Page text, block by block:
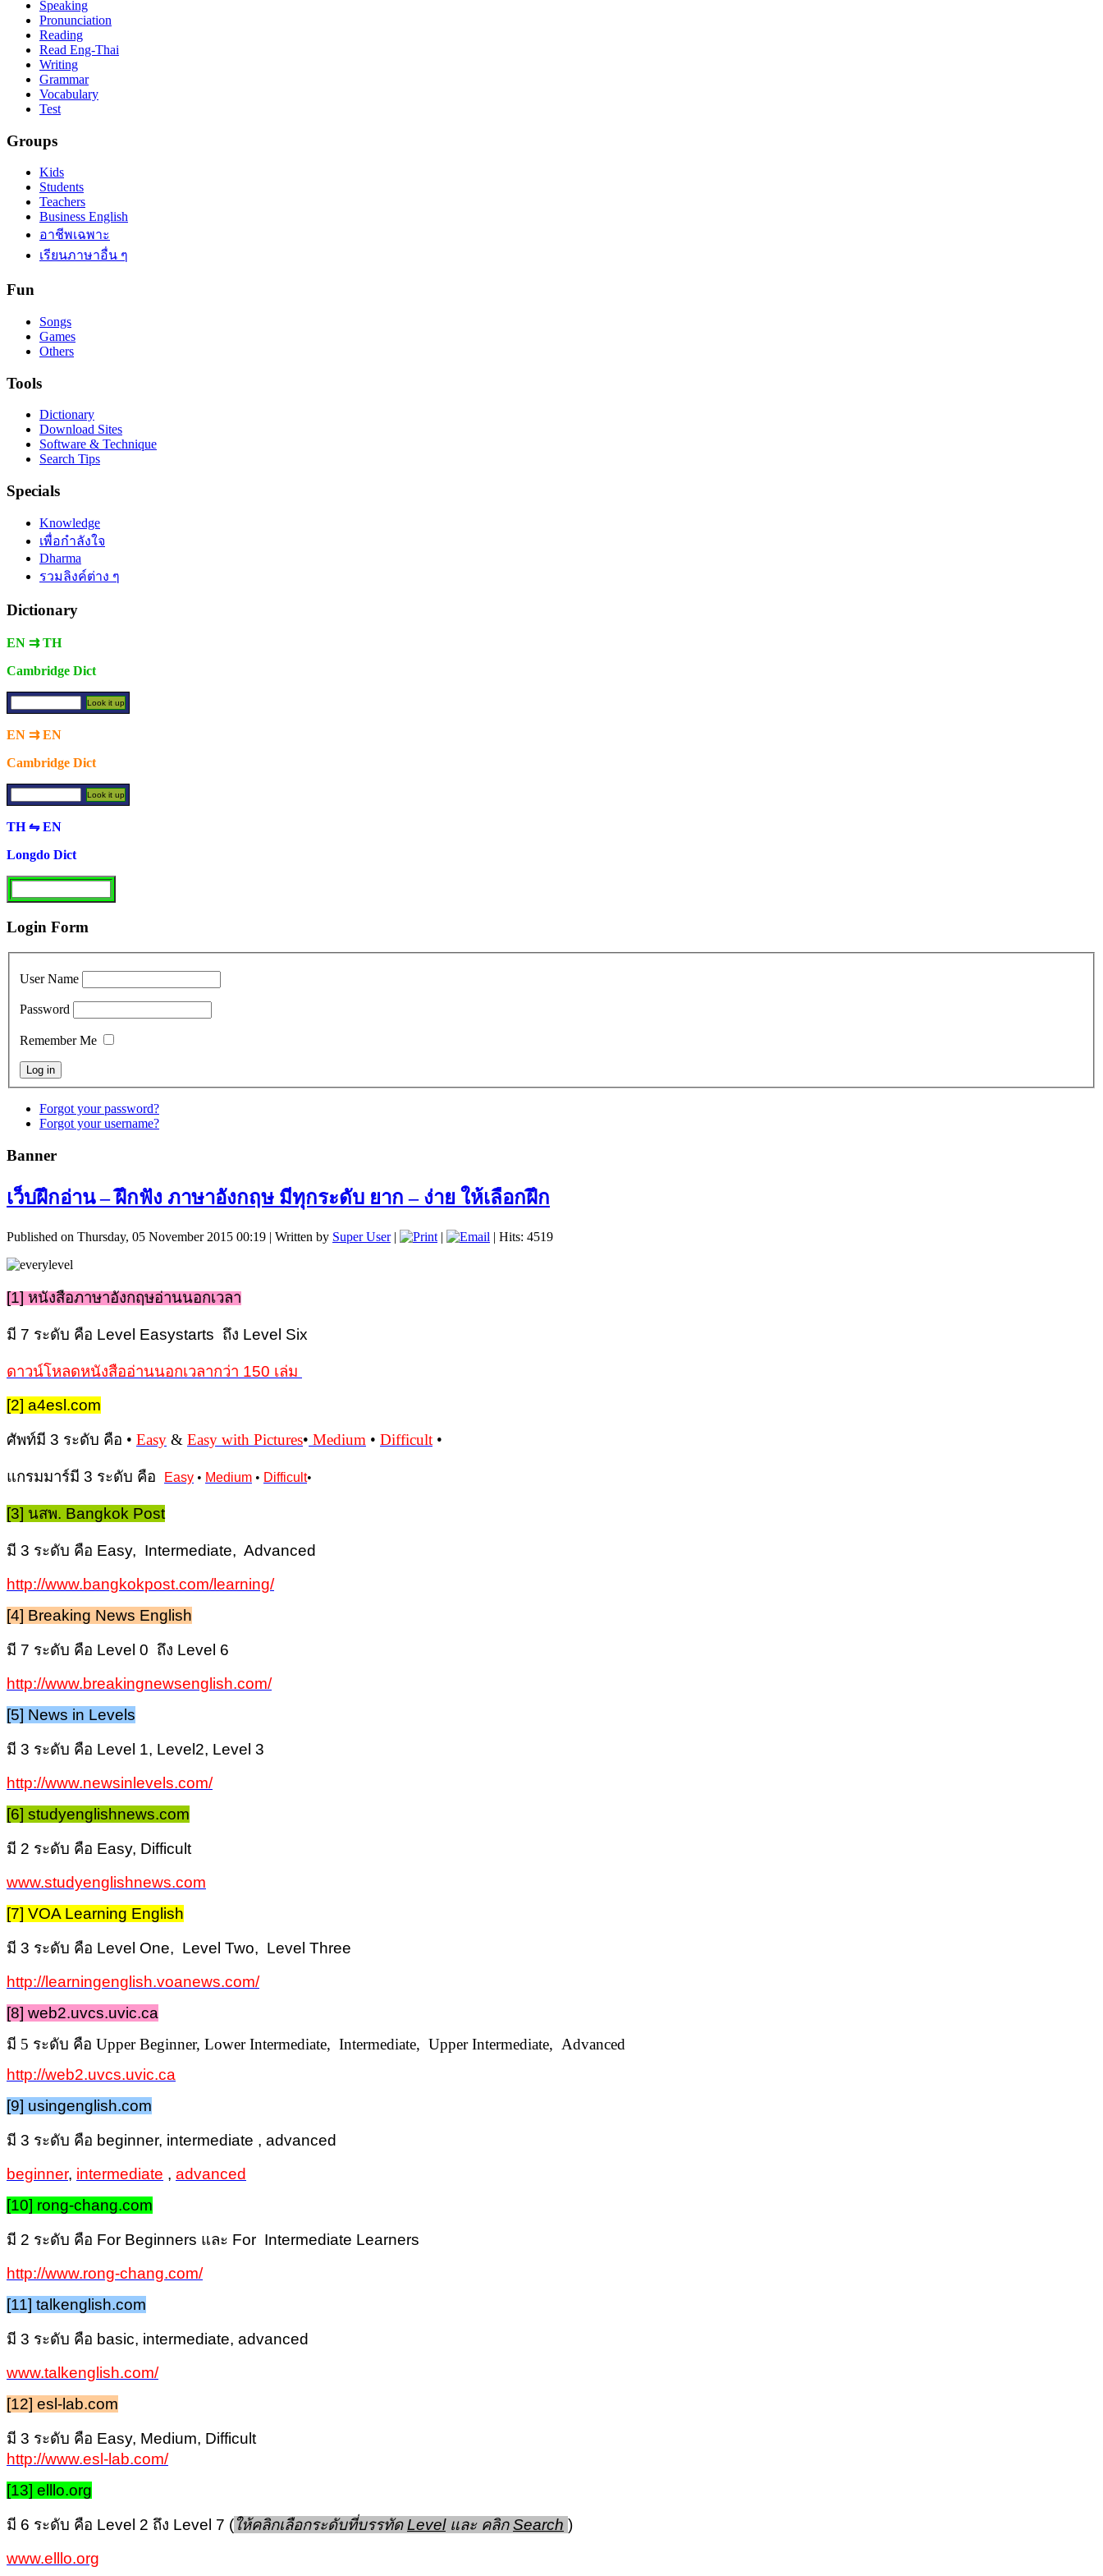
Speaking
Pronunciation
Reading
Read Eng-Thai
Writing
Grammar
Vocabulary
Test
Groups
Kids
Students
Teachers
Business English
อาชีพเฉพาะ
เรียนภาษาอื่น ๆ
Fun
Songs
Games
Others
Tools
Dictionary
Download Sites
Software & Technique
Search Tips
Specials
Knowledge
เพื่อกำลังใจ
Dharma
รวมลิงค์ต่าง ๆ
Dictionary
EN ⇉ TH
Cambridge Dict
EN ⇉ EN
Cambridge Dict
TH ⇋ EN
Longdo Dict
Login Form
User Name
Password
Remember Me
Forgot your password?
Forgot your username?
Banner
เว็บฝึกอ่าน – ฝึกฟัง ภาษาอังกฤษ มีทุกระดับ ยาก – ง่าย ให้เลือกฝึก
Published on Thursday, 05 November 2015 00:19 | Written by Super User| | | Hits: 4519
[1]หนังสือภาษาอังกฤษอ่านนอกเวลา
มี 7 ระดับ คือ Level Easystarts ถึง Level Six
ดาวน์โหลดหนังสืออ่านนอกเวลากว่า 150 เล่ม
[2] a4esl.com
ศัพท์มี 3 ระดับ คือ • Easy & Easy with Pictures• Medium • Difficult •
แกรมมาร์มี 3 ระดับ คือ Easy • Medium • Difficult•
[3] นสพ. Bangkok Post
มี 3 ระดับ คือ Easy, Intermediate, Advanced
http://www.bangkokpost.com/learning/
[4] Breaking News English
มี 7 ระดับ คือ Level 0 ถึง Level 6
http://www.breakingnewsenglish.com/
[5] News in Levels
มี 3 ระดับ คือ Level 1, Level2, Level 3
http://www.newsinlevels.com/
[6] studyenglishnews.com
มี 2 ระดับ คือ Easy, Difficult
www.studyenglishnews.com
[7] VOA Learning English
มี 3 ระดับ คือ Level One, Level Two, Level Three
http://learningenglish.voanews.com/
[8] web2.uvcs.uvic.ca
มี 5 ระดับ คือ Upper Beginner, Lower Intermediate, Intermediate, Upper Intermediate, Advanced
http://web2.uvcs.uvic.ca
[9] usingenglish.com
มี 3 ระดับ คือ beginner, intermediate , advanced
beginner, intermediate , advanced
[10] rong-chang.com
มี 2 ระดับ คือ For Beginners และ For Intermediate Learners
http://www.rong-chang.com/
[11] talkenglish.com
มี 3 ระดับ คือ basic, intermediate, advanced
www.talkenglish.com/
[12] esl-lab.com
มี 3 ระดับ คือ Easy, Medium, Difficult
http://www.esl-lab.com/
[13] elllo.org
มี 6 ระดับ คือ Level 2 ถึง Level 7 (ให้คลิกเลือกระดับที่บรรทัดLevelและ คลิกSearch )
www.elllo.org